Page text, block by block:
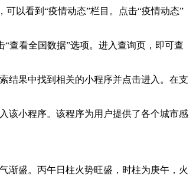
以看到“疫情动态”栏目。点击“疫情动态”
查看全国数据”选项。进入查询页，即可查
结果中找到相关的小程序并点击进入。在支
该小程序。该程序为用户提供了各个城市感
渐盛。丙午日柱火势旺盛，时柱为庚午，火